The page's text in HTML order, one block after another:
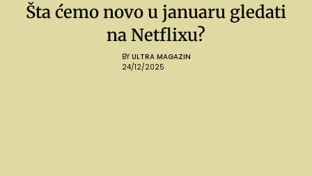
Šta ćemo novo u januaru gledati
na Netflixu?
BY ULTRA MAGAZIN
24/12/2025